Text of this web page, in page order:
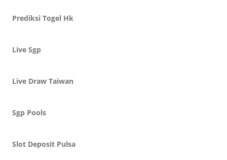
Prediksi Togel Hk
Live Sgp
Live Draw Taiwan
Sgp Pools
Slot Deposit Pulsa